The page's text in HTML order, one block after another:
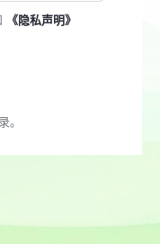
《隐私声明》
。